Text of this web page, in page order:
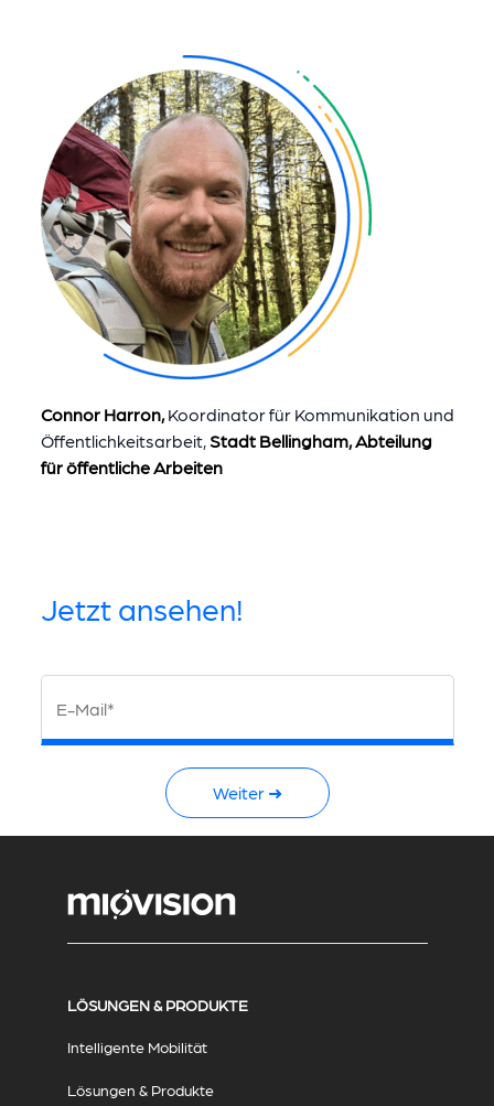
Connor Harron,Koordinator für Kommunikation und
Öffentlichkeitsarbeit, Stadt Bellingham, Abteilung
für öffentliche Arbeiten
Jetzt ansehen!
E-Mail*
Weiter ➜
LÖSUNGEN & PRODUKTE
Intelligente Mobilität
Lösungen & Produkte